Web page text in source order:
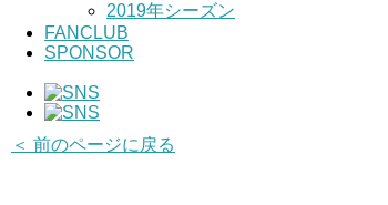
2019年シーズン
FANCLUB
SPONSOR
＜ 前のページに戻る